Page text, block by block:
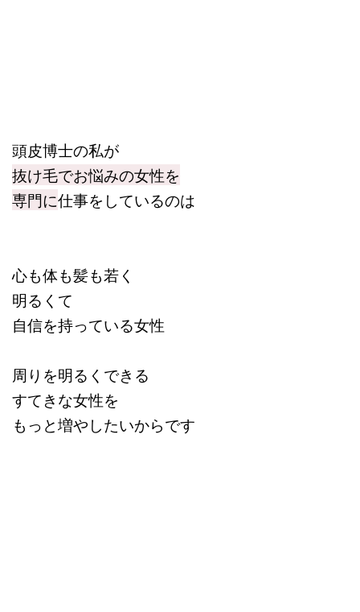
頭皮博士の私が
抜け毛でお悩みの女性を
専門に仕事をしているのは
心も体も髪も若く
明るくて
自信を持っている女性
周りを明るくできる
すてきな女性を
もっと増やしたいからです